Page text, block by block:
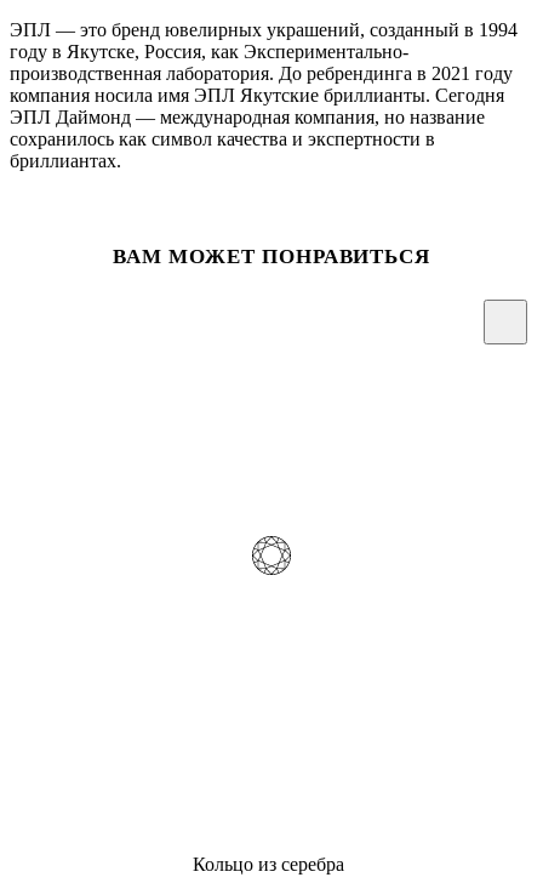
ЭПЛ — это бренд ювелирных украшений, созданный в 1994
году в Якутске, Россия, как Экспериментально-
производственная лаборатория. До ребрендинга в 2021 году
компания носила имя ЭПЛ Якутские бриллианты. Сегодня
ЭПЛ Даймонд — международная компания, но название
сохранилось как символ качества и экспертности в
бриллиантах.
ВАМ МОЖЕТ ПОНРАВИТЬСЯ
Кольцо из серебра